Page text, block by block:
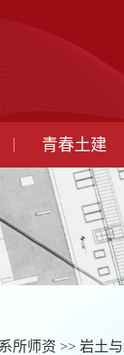
青春土建
系所师资 >> 岩土